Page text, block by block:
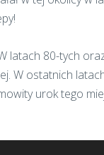
latach 80-tych
W ostatnich
urok tego